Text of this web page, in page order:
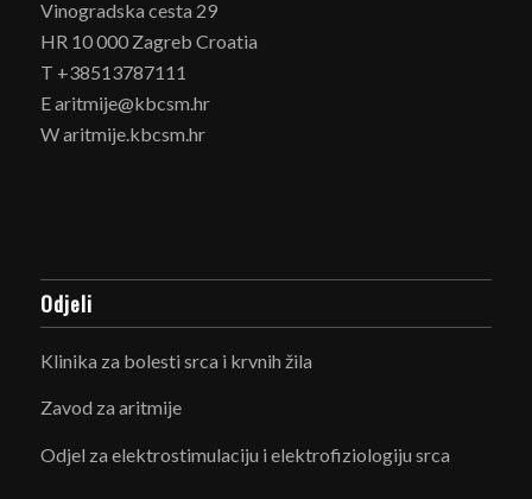
Vinogradska cesta 29
HR 10 000 Zagreb Croatia
T +38513787111
E aritmije@kbcsm.hr
W aritmije.kbcsm.hr
Odjeli
Klinika za bolesti srca i krvnih žila
Zavod za aritmije
Odjel za elektrostimulaciju i elektrofiziologiju srca